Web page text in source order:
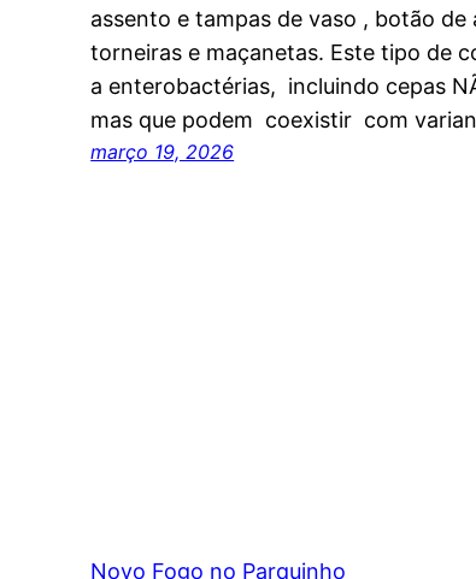
assento e tampas de vaso , botão
torneiras e maçanetas. Este tipo de
a enterobactérias, incluindo cepas
mas que podem coexistir com
março 19, 2026
Novo Fogo no Parquinho